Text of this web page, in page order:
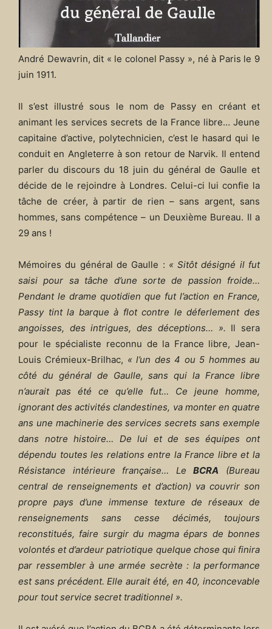
André Dewavrin, dit « le colonel Passy », né à Paris le 9
juin 1911.
Il s’est illustré sous le nom de Passy en créant et
animant les services secrets de la France libre… Jeune
capitaine d’active, polytechnicien, c’est le hasard qui le
conduit en Angleterre à son retour de Narvik. Il entend
parler du discours du 18 juin du général de Gaulle et
décide de le rejoindre à Londres. Celui-ci lui confie la
tâche de créer, à partir de rien – sans argent, sans
hommes, sans compétence – un Deuxième Bureau. Il a
29 ans !
Mémoires du général de Gaulle : « Sitôt désigné il fut
saisi pour sa tâche d’une sorte de passion froide…
Pendant le drame quotidien que fut l’action en France,
Passy tint la barque à flot contre le déferlement des
angoisses, des intrigues, des déceptions… ». Il sera
pour le spécialiste reconnu de la France libre, Jean-
Louis Crémieux-Brilhac, « l’un des 4 ou 5 hommes au
côté du général de Gaulle, sans qui la France libre
n’aurait pas été ce qu’elle fut… Ce jeune homme,
ignorant des activités clandestines, va monter en quatre
ans une machinerie des services secrets sans exemple
dans notre histoire… De lui et de ses équipes ont
dépendu toutes les relations entre la France libre et la
Résistance intérieure française… LeBCRA (Bureau
central de renseignements et d’action) va couvrir son
propre pays d’une immense texture de réseaux de
renseignements sans cesse décimés, toujours
reconstitués, faire surgir du magma épars de bonnes
volontés et d’ardeur patriotique quelque chose qui finira
par ressembler à une armée secrète : la performance
est sans précédent. Elle aurait été, en 40, inconcevable
pour tout service secret traditionnel ».